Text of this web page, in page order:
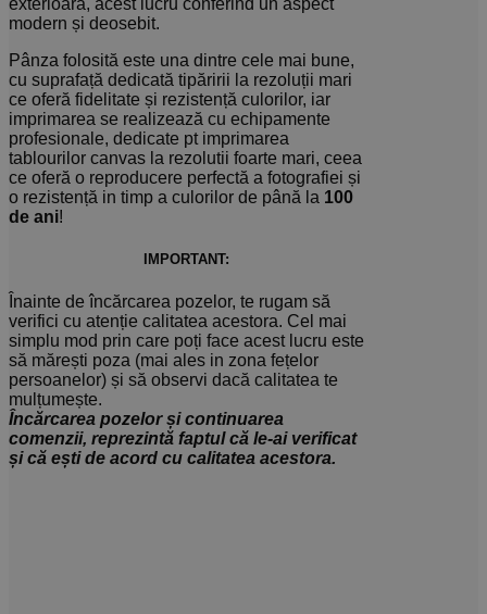
exterioară, acest lucru conferind un aspect
modern și deosebit.
Pânza folosită este una dintre cele mai bune,
cu suprafață dedicată tipăririi la rezoluții mari
ce oferă fidelitate și rezistență culorilor, iar
imprimarea se realizează cu echipamente
profesionale, dedicate pt imprimarea
tablourilor canvas la rezolutii foarte mari, ceea
ce oferă o reproducere perfectă a fotografiei și
o rezistență in timp a culorilor de până la 100
de ani!
IMPORTANT:
Înainte de încărcarea pozelor, te rugam să
verifici cu atenție calitatea acestora. Cel mai
simplu mod prin care poți face acest lucru este
să mărești poza (mai ales in zona fețelor
persoanelor) și să observi dacă calitatea te
mulțumește.
Încărcarea pozelor și continuarea
comenzii, reprezintă faptul că le-ai verificat
și că ești de acord cu calitatea acestora.